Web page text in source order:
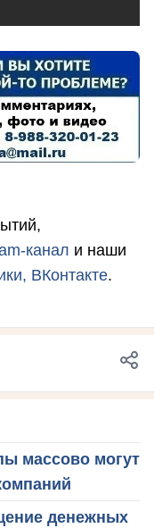
канал и наши
ВКонтакте.
массово могут
денежных